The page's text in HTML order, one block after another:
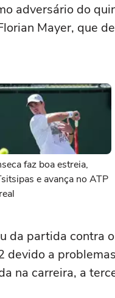
adversário do
Mayer, que
faz boa estreia,
e avança no ATP
da partida contra
a
na carreira, a